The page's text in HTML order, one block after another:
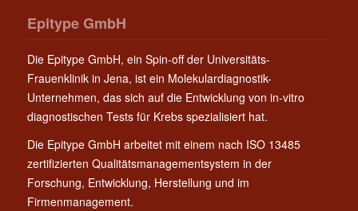
Epitype GmbH
Die Epitype GmbH, ein Spin-off der Universitäts-
Frauenklinik in Jena, ist ein Molekulardiagnostik-
Unternehmen, das sich auf die Entwicklung von in-vitro
diagnostischen Tests für Krebs spezialisiert hat.
Die Epitype GmbH arbeitet mit einem nach ISO 13485
zertifizierten Qualitätsmanagementsystem in der
Forschung, Entwicklung, Herstellung und im
Firmenmanagement.